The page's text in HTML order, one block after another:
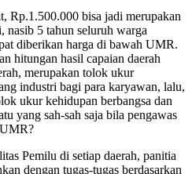
Rp.1.500.000 bisa jadi merupakan
nasib 5 tahun seluruh warga
diberikan harga di bawah UMR.
hitungan hasil capaian daerah
merupakan tolok ukur
industri bagi para karyawan, lalu,
ukur kehidupan berbangsa dan
yang sah-sah saja bila pengawas
Pemilu di setiap daerah, panitia
dengan tugas-tugas berdasarkan